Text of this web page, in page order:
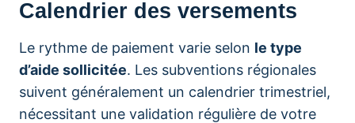
Calendrier des versements
Le rythme de paiement varie selon le type
d’aide sollicitée. Les subventions régionales
suivent généralement un calendrier trimestriel,
nécessitant une validation régulière de votre